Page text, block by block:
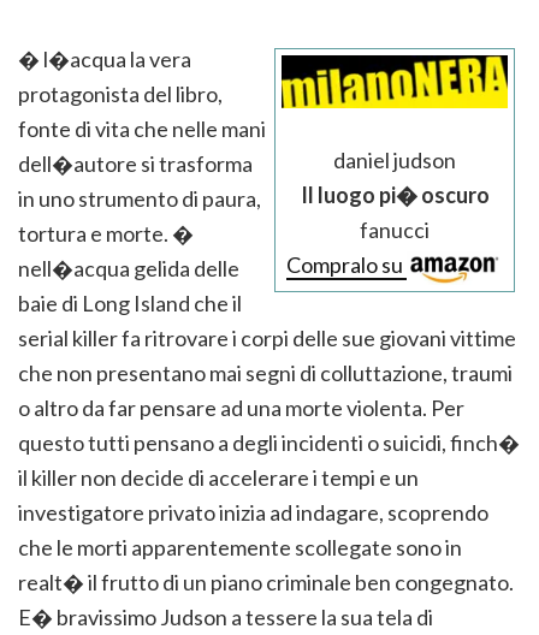
daniel judson
Il luogo pi� oscuro
fanucci
Compralo su
� l�acqua la vera
protagonista del libro,
fonte di vita che nelle mani
dell�autore si trasforma
in uno strumento di paura,
tortura e morte. �
nell�acqua gelida delle
baie di Long Island che il
serial killer fa ritrovare i corpi delle sue giovani vittime
che non presentano mai segni di colluttazione, traumi
o altro da far pensare ad una morte violenta. Per
questo tutti pensano a degli incidenti o suicidi, finch�
il killer non decide di accelerare i tempi e un
investigatore privato inizia ad indagare, scoprendo
che le morti apparentemente scollegate sono in
realt� il frutto di un piano criminale ben congegnato.
E� bravissimo Judson a tessere la sua tela di